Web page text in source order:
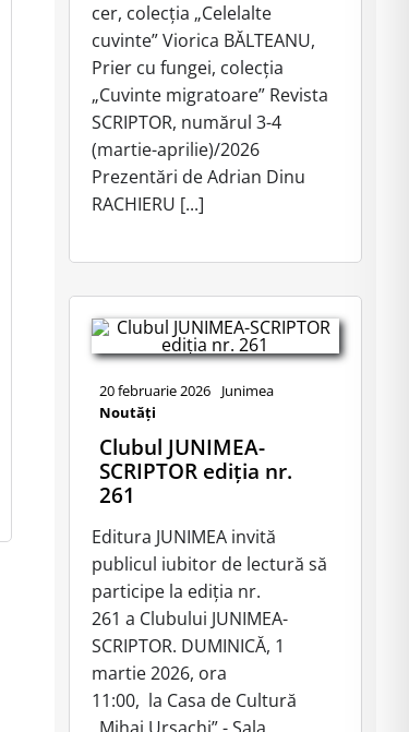
cer, colecția „Celelalte
cuvinte” Viorica BĂLTEANU,
Prier cu fungei, colecția
„Cuvinte migratoare” Revista
SCRIPTOR, numărul 3-4
(martie-aprilie)/2026
Prezentări de Adrian Dinu
RACHIERU [...]
20 februarie 2026
Junimea
Noutăţi
Clubul JUNIMEA-
SCRIPTOR ediția nr.
261
Editura JUNIMEA invită
publicul iubitor de lectură să
participe la ediția nr.
261 a Clubului JUNIMEA-
SCRIPTOR. DUMINICĂ, 1
martie 2026, ora
11:00, la Casa de Cultură